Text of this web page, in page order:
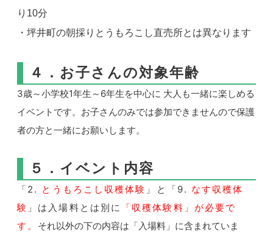
り10分
・ 坪井町の朝採りとうもろこし直売所とは異なります
４．お子さんの対象年齢
3歳～小学校1年生～6年生を中心に 大人も一緒に楽しめる
イベントです。お子さんのみでは参加できませんので保護
者の方と一緒にお願いします。
５．イベント内容
「2. とうもろこし収穫体験 」と「9. なす収穫体
験 」は入場料とは別に
「収穫体験料」が必要で
す。 それ以外の下の内容は「入場料」に含まれていま